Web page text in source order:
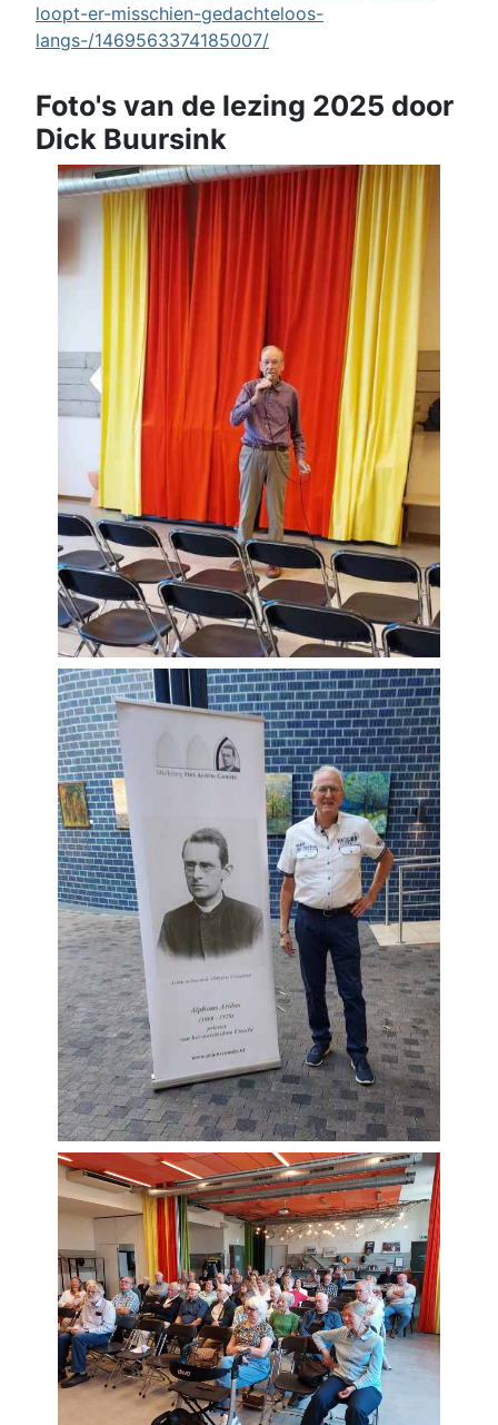
loopt-er-misschien-gedachteloos-
langs-/1469563374185007/
Foto's van de lezing 2025 door
Dick Buursink